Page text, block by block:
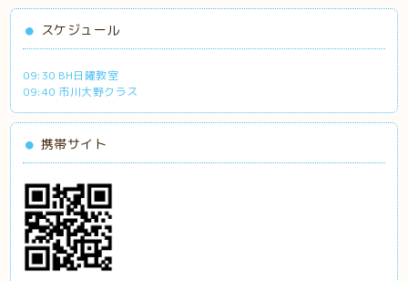
スケジュール
09:30 BH日曜教室
09:40 市川大野クラス
携帯サイト